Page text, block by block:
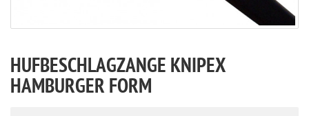
HUFBESCHLAGZANGE KNIPEX
HAMBURGER FORM